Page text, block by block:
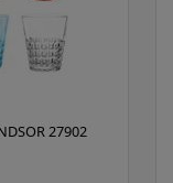
27902